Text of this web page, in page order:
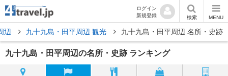
ログイン
新規登録
検索 MENU
辺 九十九島・田平周辺 観光 九十九島・田平周辺 名所・史跡
九十九島・田平周辺の名所・史跡 ランキング